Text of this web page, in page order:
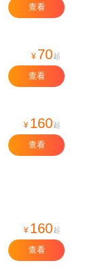
查看
¥ 70起
查看
¥ 160起
查看
¥ 160起
查看